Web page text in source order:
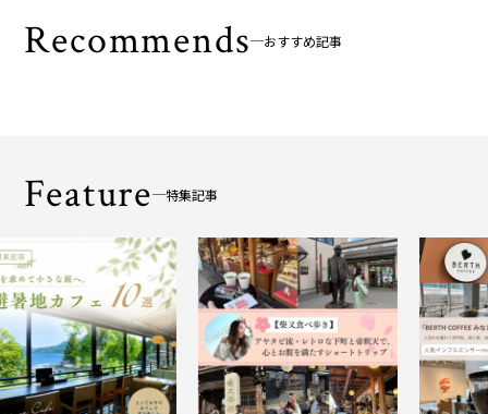
Recommends おすすめ記事
Feature 特集記事